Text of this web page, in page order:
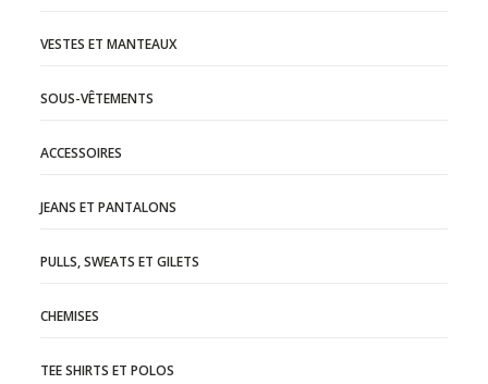
VESTES ET MANTEAUX
SOUS-VÊTEMENTS
ACCESSOIRES
JEANS ET PANTALONS
PULLS, SWEATS ET GILETS
CHEMISES
TEE SHIRTS ET POLOS